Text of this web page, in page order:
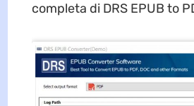
completa di DRS EPUB to